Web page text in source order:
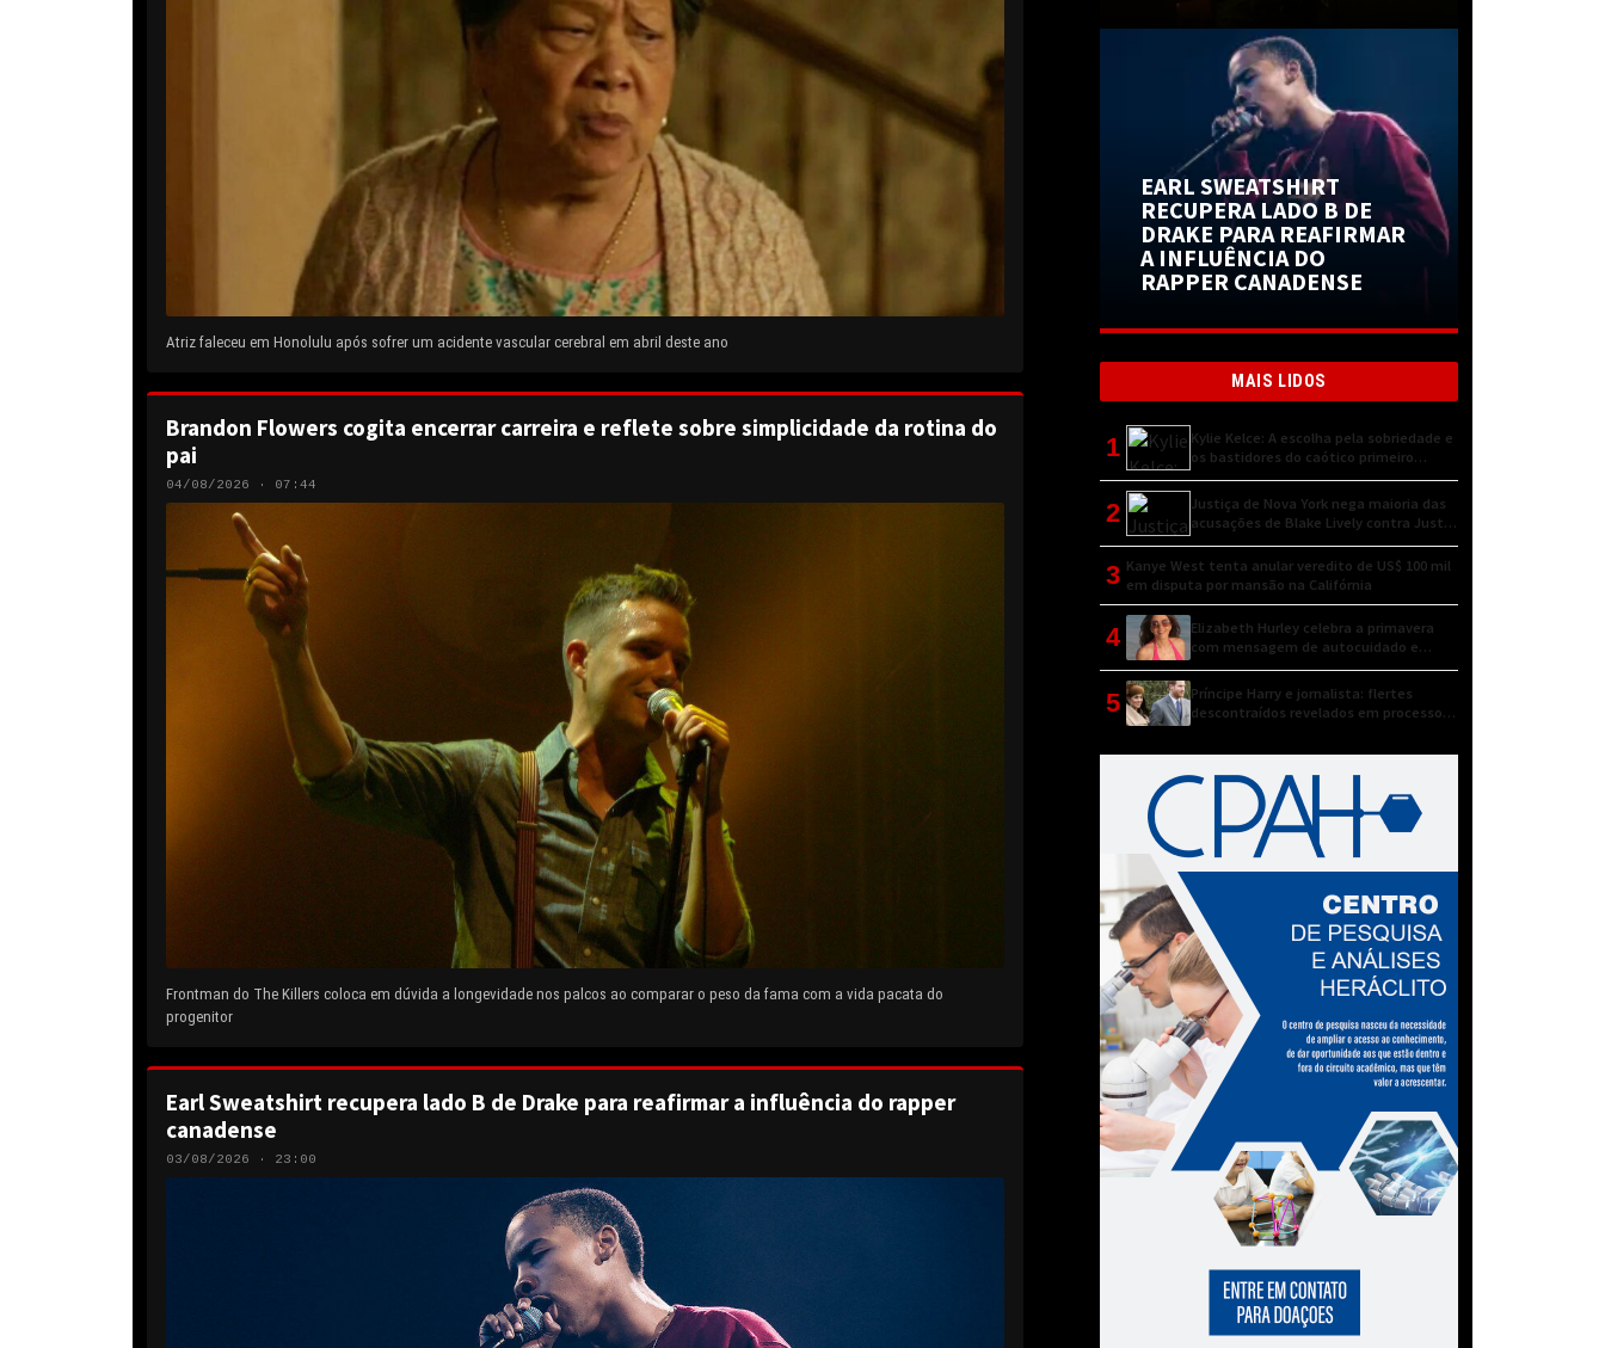
Atriz faleceu em Honolulu após sofrer um acidente vascular cerebral em abril deste ano
Brandon Flowers cogita encerrar carreira e reflete sobre simplicidade da rotina do
pai
04/08/2026 · 07:44
Frontman do The Killers coloca em dúvida a longevidade nos palcos ao comparar o peso da fama com a vida pacata do
progenitor
Earl Sweatshirt recupera lado B de Drake para reafirmar a influência do rapper
canadense
03/08/2026 · 23:00
EARL SWEATSHIRT
RECUPERA LADO B DE
DRAKE PARA REAFIRMAR
A INFLUÊNCIA DO
RAPPER CANADENSE
MAIS LIDOS
1
Kylie Kelce: A escolha pela sobriedade e
os bastidores do caótico primeiro
encontro
2
Justiça de Nova York nega maioria das
acusações de Blake Lively contra Justin
Baldoni
3 Kanye West tenta anular veredito de US$ 100 mil
em disputa por mansão na Califórnia
4
Elizabeth Hurley celebra a primavera
com mensagem de autocuidado e
conexão natural
5
Príncipe Harry e jornalista: flertes
descontraídos revelados em processo